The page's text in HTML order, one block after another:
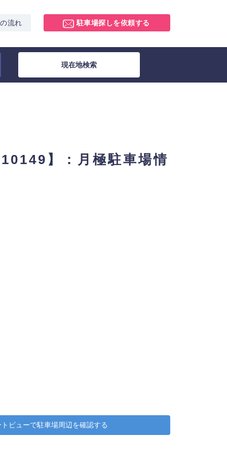
流れ 駐車場探しを依頼する
現在地検索
10149】：月極駐車場情
ビューで駐車場周辺を確認する